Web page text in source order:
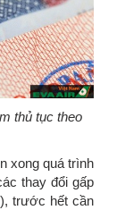
thủ tục theo
xong quá trình
thay đổi gấp
trước hết cần